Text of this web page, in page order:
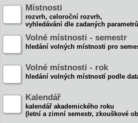
Místnosti
rozvrh, celoroční rozvrh,
vyhledávání dle zadaných parametrů
Volné místnosti - semestr
hledání volných místnosti pro
Volné místnosti - rok
hledání volných místností podle
Kalendář
kalendář akademického roku
(letní a zimní semestr, zkouškové